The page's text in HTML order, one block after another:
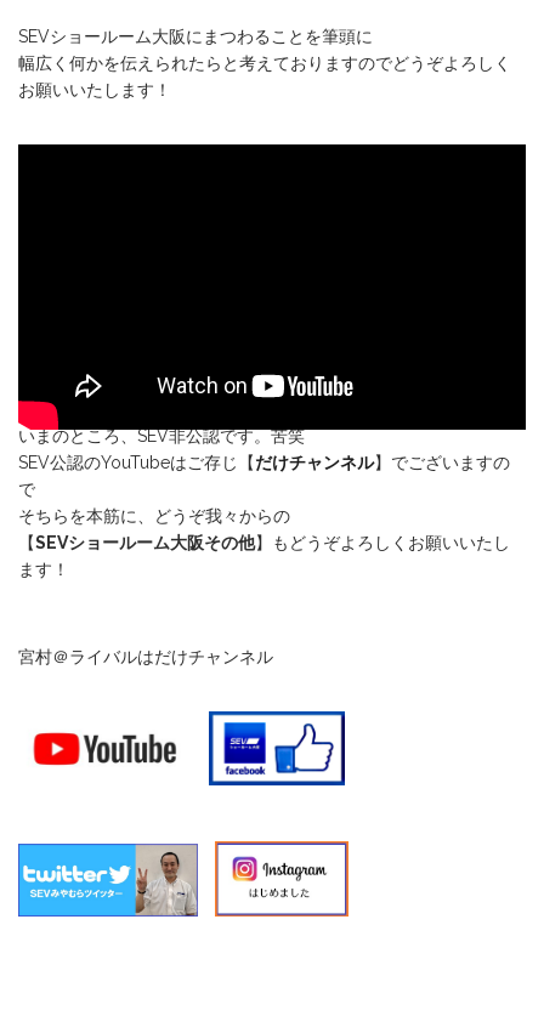
SEVショールーム大阪にまつわることを筆頭に
幅広く何かを伝えられたらと考えておりますのでどうぞよろしく
お願いいたします！
いまのところ、SEV非公認です。苦笑
SEV公認のYouTubeはご存じ【だけチャンネル】でございますの
で
そちらを本筋に、どうぞ我々からの
【SEVショールーム大阪その他】もどうぞよろしくお願いいたし
ます！
宮村＠ライバルはだけチャンネル